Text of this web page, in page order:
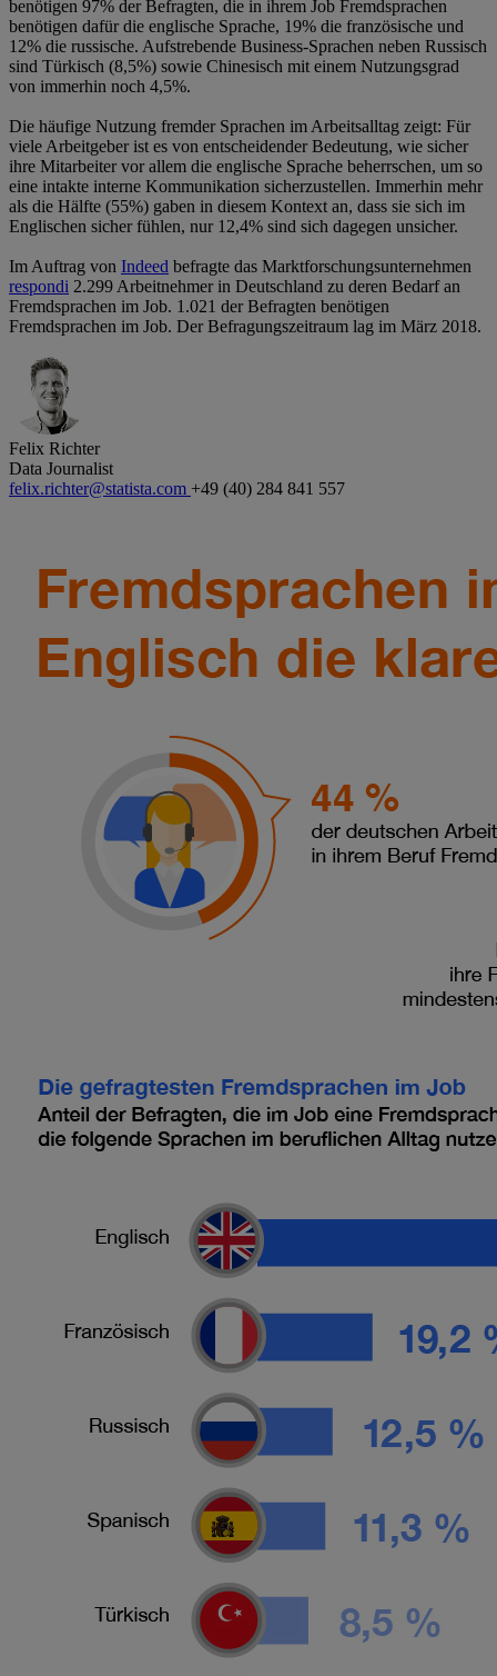
benötigen 97% der Befragten, die in ihrem Job Fremdsprachen
benötigen dafür die englische Sprache, 19% die französische und
12% die russische. Aufstrebende Business-Sprachen neben Russisch
sind Türkisch (8,5%) sowie Chinesisch mit einem Nutzungsgrad
von immerhin noch 4,5%.
Die häufige Nutzung fremder Sprachen im Arbeitsalltag zeigt: Für
viele Arbeitgeber ist es von entscheidender Bedeutung, wie sicher
ihre Mitarbeiter vor allem die englische Sprache beherrschen, um so
eine intakte interne Kommunikation sicherzustellen. Immerhin mehr
als die Hälfte (55%) gaben in diesem Kontext an, dass sie sich im
Englischen sicher fühlen, nur 12,4% sind sich dagegen unsicher.
Im Auftrag von Indeed befragte das Marktforschungsunternehmen
respondi 2.299 Arbeitnehmer in Deutschland zu deren Bedarf an
Fremdsprachen im Job. 1.021 der Befragten benötigen
Fremdsprachen im Job. Der Befragungszeitraum lag im März 2018.
Felix Richter
Data Journalist
felix.richter@statista.com +49 (40) 284 841 557